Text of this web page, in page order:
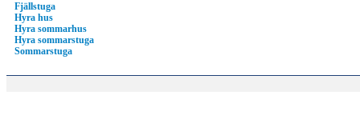
Fjällstuga
Hyra hus
Hyra sommarhus
Hyra sommarstuga
Sommarstuga